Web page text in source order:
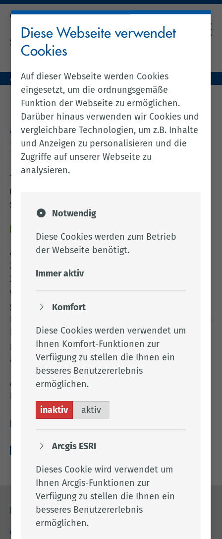
Aktuelles (zentral) Amtsblatt Nr. 84 / 2025 vom 29.10.2025
zurück zur vorherigen Seite
Amtsblatt Nr. 84 / 2025 vom
29.10.2025
Tierseuchenrechtliche Allgemeinverfügung
(15/2025 CLP) zur Festlegung einer Sperrzone zum
Schutz gegen die aviäre Influenza
Auf der Grundlage der Art. 60 bis 71 der VO (EU)
2016/429* i. V. m. Art. 11 bis 67 der VO (EU)
2020/687* i. V. m. § 18 bis 33 der GeflPestSchV*
werden nachstehende Maßnahmen bekannt
gegeben und verfügt:
In der Gemeinde Garrel ist am 29.10.2025 in einem
Nutzgeflügelbestand der Ausbruch der hoch-
pathogenen aviären Influenza (Geflügelpest)
amtlich festgestellt worden.
Alles Weitere entnehmen Sie bitte dem
amts­blatt_­084_­2025-­10-­29.pdf (1.27 MB)
Kontakt
04471 15 0
Diese Webseite verwendet
Cookies
Auf dieser Webseite werden Cookies
eingesetzt, um die ordnungsgemäße
Funktion der Webseite zu ermöglichen.
Darüber hinaus verwenden wir Cookies und
vergleichbare Technologien, um z.B. Inhalte
und Anzeigen zu personalisieren und die
Zugriffe auf unserer Webseite zu
analysieren.
Notwendig
Diese Cookies werden zum Betrieb
der Webseite benötigt.
Immer aktiv
Komfort
Diese Cookies werden verwendet um
Ihnen Komfort-Funktionen zur
Verfügung zu stellen die Ihnen ein
besseres Benutzererlebnis
ermöglichen.
inaktiv aktiv
Arcgis ESRI
Dieses Cookie wird verwendet um
Ihnen Arcgis-Funktionen zur
Verfügung zu stellen die Ihnen ein
besseres Benutzererlebnis
ermöglichen.